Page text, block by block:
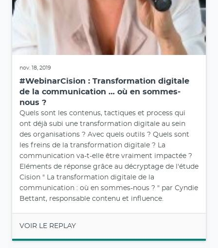
nov. 18, 2019
#WebinarCision : Transformation digitale
de la communication … où en sommes-
nous ?
Quels sont les contenus, tactiques et process qui
ont déjà subi une transformation digitale au sein
des organisations ? Avec quels outils ? Quels sont
les freins de la transformation digitale ? La
communication va-t-elle être vraiment impactée ?
Eléments de réponse grâce au décryptage de l'étude
Cision " La transformation digitale de la
communication : où en sommes-nous ? " par Cyndie
Bettant, responsable contenu et influence.
VOIR LE REPLAY